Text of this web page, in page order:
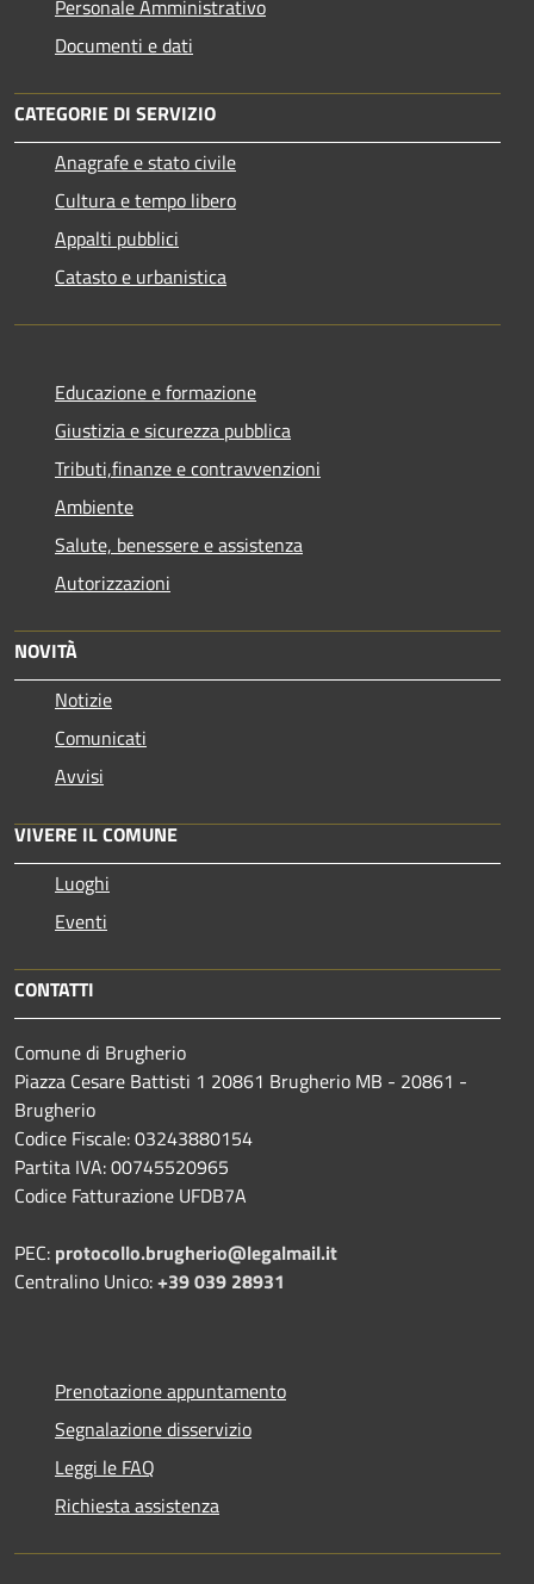
Personale Amministrativo
Documenti e dati
CATEGORIE DI SERVIZIO
Anagrafe e stato civile
Cultura e tempo libero
Appalti pubblici
Catasto e urbanistica
Educazione e formazione
Giustizia e sicurezza pubblica
Tributi,finanze e contravvenzioni
Ambiente
Salute, benessere e assistenza
Autorizzazioni
NOVITÀ
Notizie
Comunicati
Avvisi
VIVERE IL COMUNE
Luoghi
Eventi
CONTATTI
Comune di Brugherio
Piazza Cesare Battisti 1 20861 Brugherio MB - 20861 -
Brugherio
Codice Fiscale: 03243880154
Partita IVA: 00745520965
Codice Fatturazione UFDB7A
PEC: protocollo.brugherio@legalmail.it
Centralino Unico:+39 039 28931
Prenotazione appuntamento
Segnalazione disservizio
Leggi le FAQ
Richiesta assistenza